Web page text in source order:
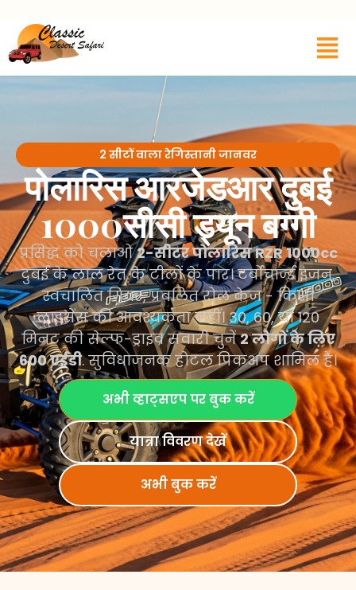
2 सीटों वाला रेगिस्तानी जानवर
पोलारिस आरजेडआर दुबई
1000सीसी ड्यून बग्गी
प्रसिद्ध को चलाओ2-सीटर पोलारिस RZR 1000cc
दुबई के लाल रेत के टीलों के पार। टर्बोचार्ज्ड इंजन,
स्वचालित गियर, प्रबलित रोल केज - किसी
लाइसेंस की आवश्यकता नहीं। 30, 60, या 120
मिनट की सेल्फ-ड्राइव सवारी चुनें2 लोगों के लिए
600 एईडी. सुविधाजनक होटल पिकअप शामिल है।
अभी व्हाट्सएप पर बुक करें
यात्रा विवरण देखें
अभी बुक करें